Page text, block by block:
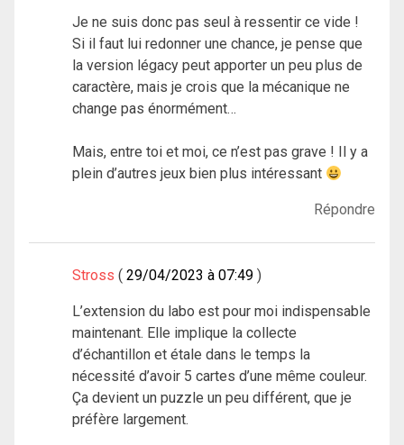
Je ne suis donc pas seul à ressentir ce vide !
Si il faut lui redonner une chance, je pense que
la version légacy peut apporter un peu plus de
caractère, mais je crois que la mécanique ne
change pas énormément…
Mais, entre toi et moi, ce n’est pas grave ! Il y a
plein d’autres jeux bien plus intéressant
Répondre
Stross 29/04/2023 à 07:49
L’extension du labo est pour moi indispensable
maintenant. Elle implique la collecte
d’échantillon et étale dans le temps la
nécessité d’avoir 5 cartes d’une même couleur.
Ça devient un puzzle un peu différent, que je
préfère largement.